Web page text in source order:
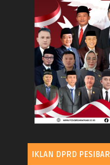
IKLAN DPRD PESIBAR